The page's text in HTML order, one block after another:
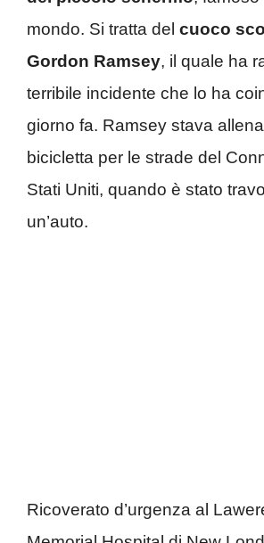
mondo. Si tratta del cuoco
Gordon Ramsey, il quale ha
terribile incidente che lo ha
giorno fa. Ramsey stava
bicicletta per le strade del
Stati Uniti, quando è stato
un’auto.
Ricoverato d’urgenza al